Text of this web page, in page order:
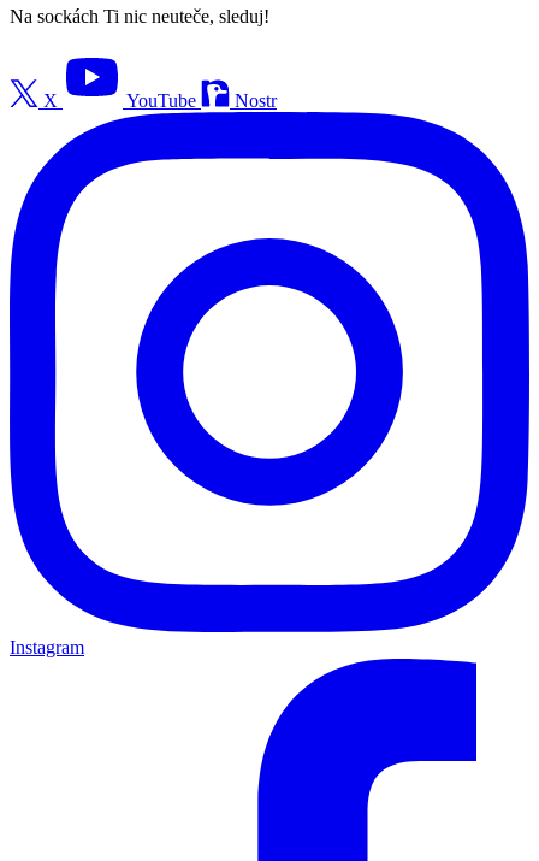
Na sockách Ti nic neuteče, sleduj!
X YouTube Nostr
Instagram